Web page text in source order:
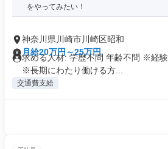
をやってみたい！
神奈川県川崎市川崎区昭和
月給20万円～25万円
求める人材: 学歴不問 年齢不問 ※経
※長期にわたり働ける方...
交通費支給